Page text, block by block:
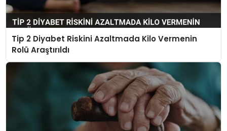
Tip 2 Diyabet Riskini Azaltmada Kilo Vermenin
Rolü Araştırıldı